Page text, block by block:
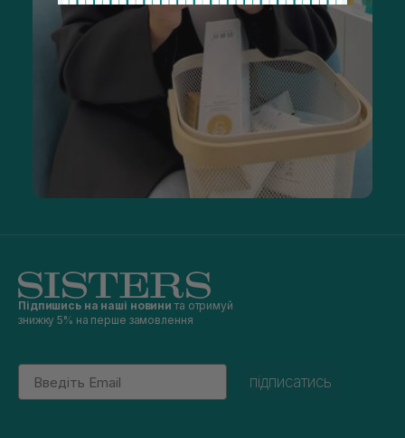
Підпишись на наші новини та отримуй
знижку 5% на перше замовлення
Email
підписатись